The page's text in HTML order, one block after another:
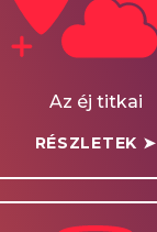
Az éj titkai
RÉSZLETEK ➤